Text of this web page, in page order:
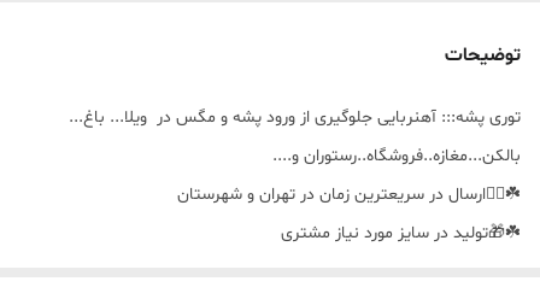
توضیحات
توری پشه::: آهنربایی جلوگیری از ورود پشه و مگس در ویلا... باغ...
بالکن...مغازه..فروشگاه..رستوران و....
☘️🚴‍♀️ارسال در سریعترین زمان در تهران و شهرستان
☘️🎁تولید در سایز مورد نیاز مشتری